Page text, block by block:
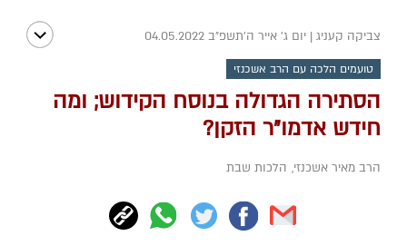
צביקה קעניג | יום ג' אייר ה׳תשפ״ב 04.05.2022
טועמים הלכה עם הרב אשכנזי
הסתירה הגדולה בנוסח הקידוש; ומה
חידש אדמו"ר הזקן?
הרב מאיר אשכנזי, הלכות שבת